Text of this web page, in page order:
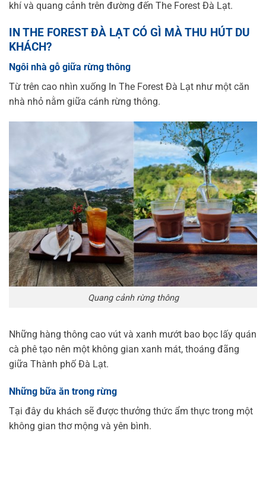
khí và quang cảnh trên đường đến The Forest Đà Lạt.
IN THE FOREST ĐÀ LẠT CÓ GÌ MÀ THU HÚT DU
KHÁCH?
Ngôi nhà gỗ giữa rừng thông
Từ trên cao nhìn xuống In The Forest Đà Lạt như một căn
nhà nhỏ nằm giữa cánh rừng thông.
Quang cảnh rừng thông
Những hàng thông cao vút và xanh mướt bao bọc lấy quán
cà phê tạo nên một không gian xanh mát, thoáng đãng
giữa Thành phố Đà Lạt.
Những bữa ăn trong rừng
Tại đây du khách sẽ được thưởng thức ẩm thực trong một
không gian thơ mộng và yên bình.